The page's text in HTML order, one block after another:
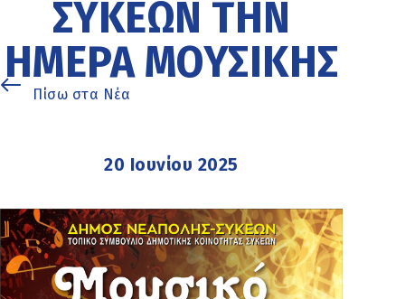
ΣΥΚΕΏΝ ΤΗΝ
ΗΜΈΡΑ ΜΟΥΣΙΚΉΣ
Πίσω στα Νέα
20 Ιουνίου 2025